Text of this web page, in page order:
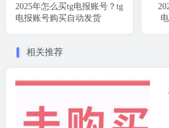
2025年怎么买tg电报账号？tg
电报账号购买自动发货
相关推荐